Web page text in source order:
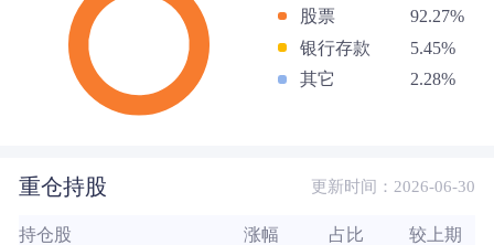
股票
92.27%
银行存款
5.45%
其它
2.28%
重仓持股 更新时间：2026-06-30
持仓股 涨幅 占比 较上期